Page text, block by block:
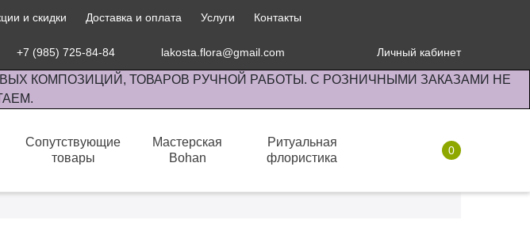
и скидки Доставка и оплата Услуги Контакты
+7 (985) 725-84-84 lakosta.flora@gmail.com Личный кабинет
КОМПОЗИЦИЙ, ТОВАРОВ РУЧНОЙ РАБОТЫ. С РОЗНИЧНЫМИ ЗАКАЗАМИ НЕ
Сопутствующие
товары
Мастерская
Bohan
Ритуальная
флористика
0